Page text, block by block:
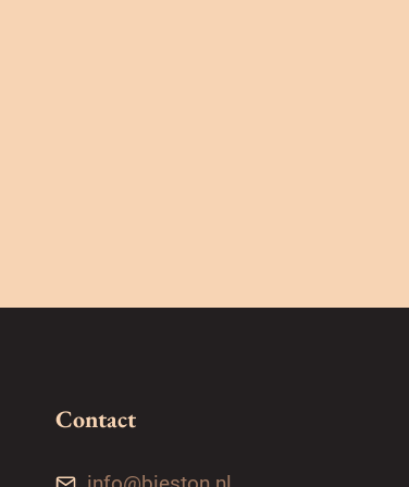
Contact